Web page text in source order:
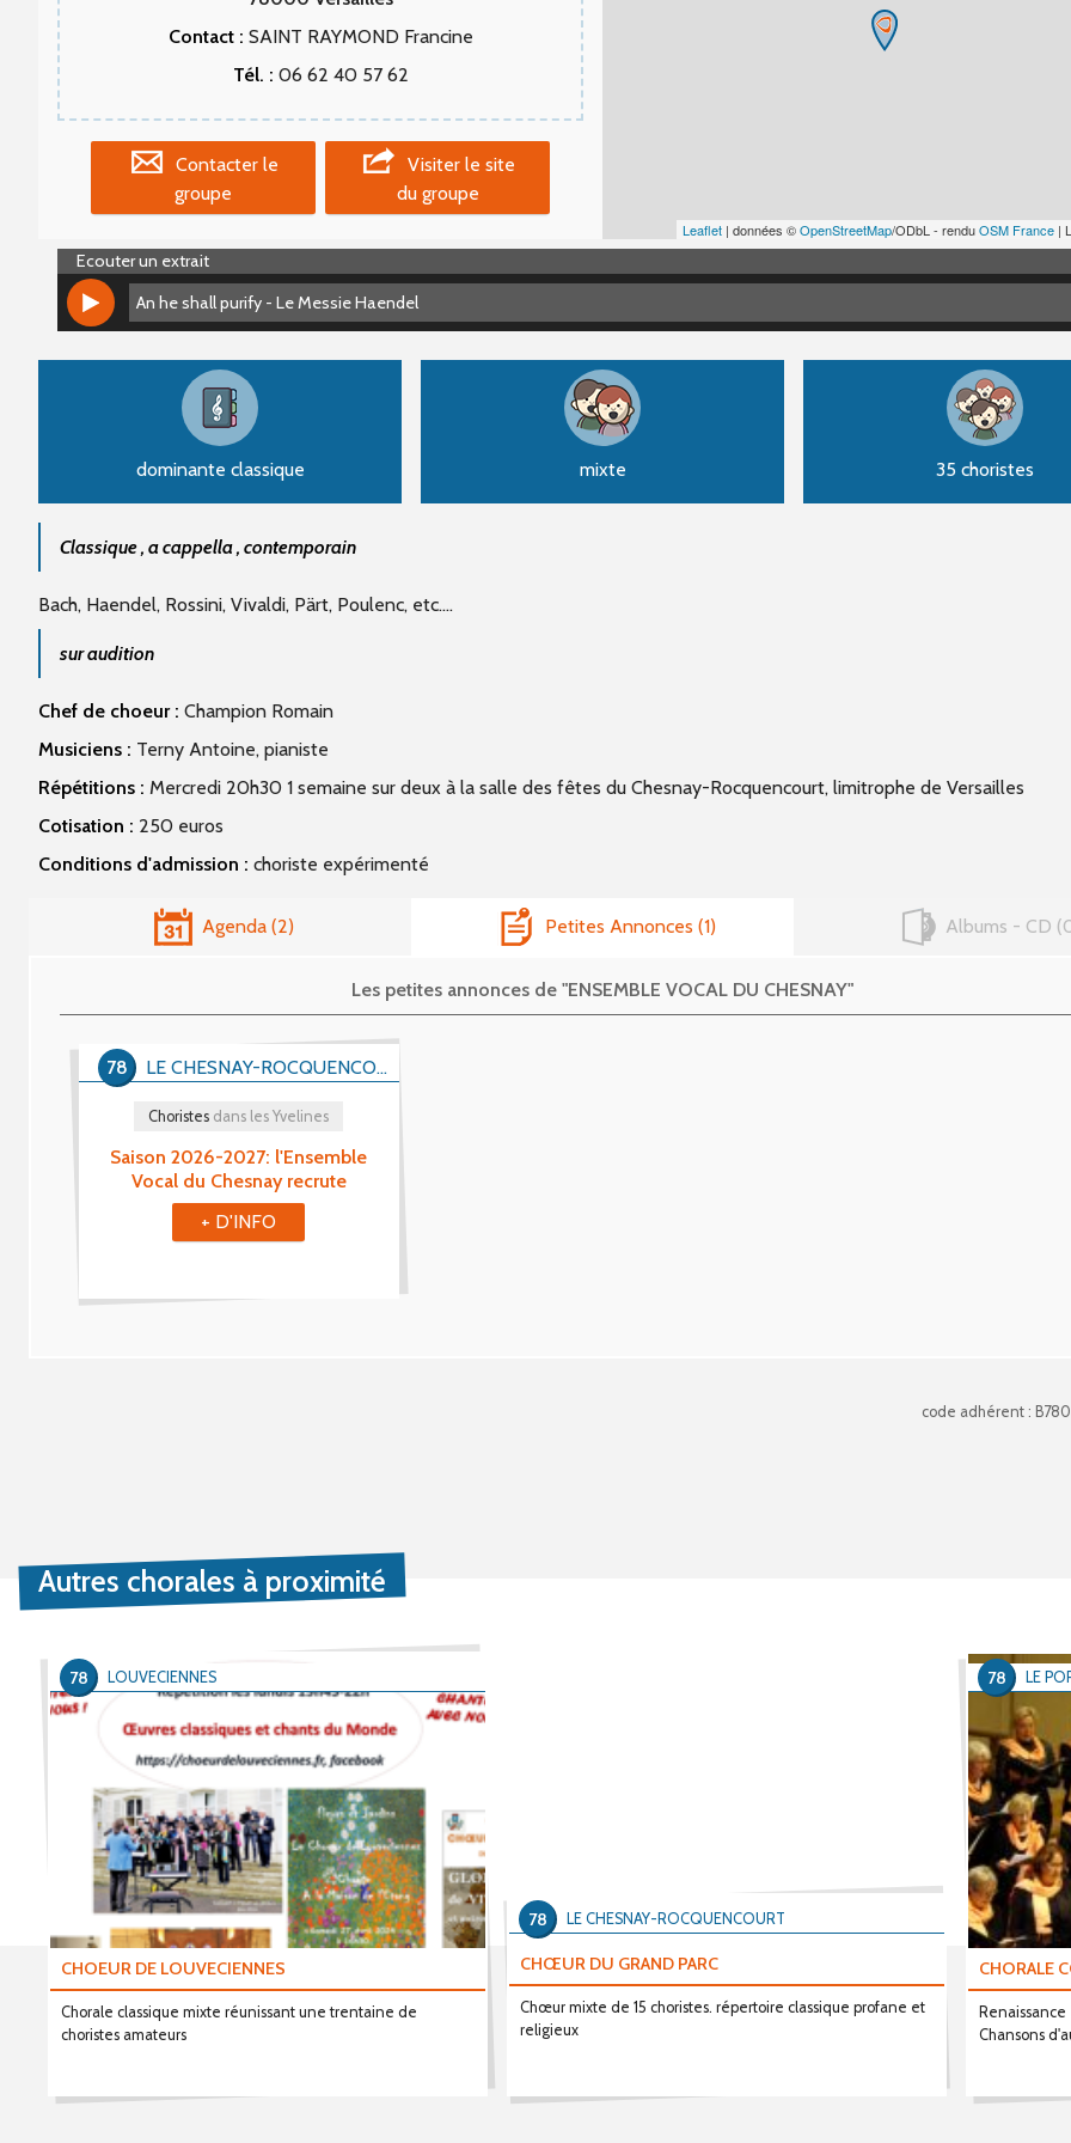
Contact : SAINT RAYMOND Francine
Tél. : 06 62 40 57 62
Contacter le
groupe
Visiter le site
du groupe
Leaflet | données ©OpenStreetMap/ODbL - renduOSM France |
Ecouter un extrait
An he shall purify - Le Messie Haendel
An he shall purify - Le Messie Haendel
dominante classique mixte 35 choristes
Classique , a cappella , contemporain
Bach, Haendel, Rossini, Vivaldi, Pärt, Poulenc, etc....
sur audition
Chef de choeur : Champion Romain
Musiciens : Terny Antoine, pianiste
Répétitions : Mercredi 20h30 1 semaine sur deux à la salle des fêtes du Chesnay-Rocquencourt, limitrophe de Versailles
Cotisation : 250 euros
Conditions d'admission : choriste expérimenté
Agenda 2 Petites Annonces 1
Les petites annonces de "ENSEMBLE VOCAL DU CHESNAY"
Saison 2026-2027: l'Ensemble
Vocal du Chesnay recrute
Choristes dans les Yvelines
LE CHESNAY-ROCQUENCOURT
78
+ D'INFO
Albums - CD
code adhérent :
Autres chorales à proximité
CHOEUR DE LOUVECIENNES
Chorale classique mixte réunissant une trentaine de
choristes amateurs
LOUVECIENNES
78
CHŒUR DU GRAND PARC
Chœur mixte de 15 choristes. répertoire classique profane et
religieux
LE CHESNAY-ROCQUENCOURT
78
CHORALE
Chansons
LE
78